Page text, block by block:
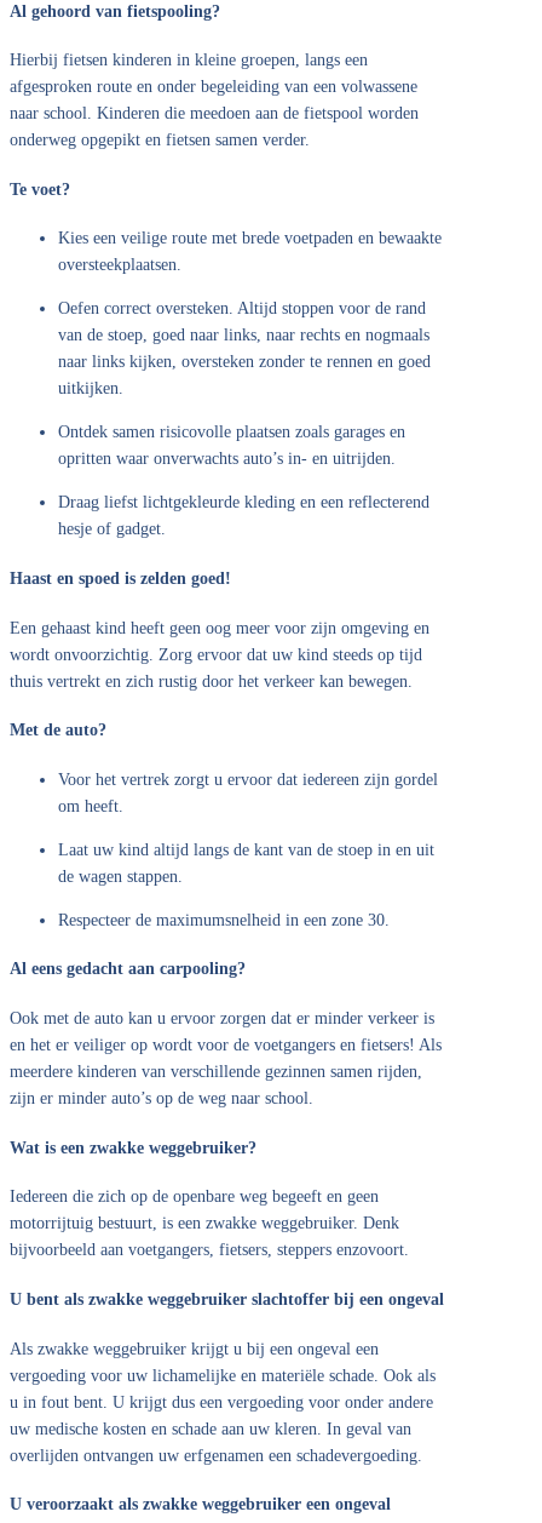
Al gehoord van fietspooling?
Hierbij fietsen kinderen in kleine groepen, langs een
afgesproken route en onder begeleiding van een volwassene
naar school. Kinderen die meedoen aan de fietspool worden
onderweg opgepikt en fietsen samen verder.
Te voet?
Kies een veilige route met brede voetpaden en bewaakte
oversteekplaatsen.
Oefen correct oversteken. Altijd stoppen voor de rand
van de stoep, goed naar links, naar rechts en nogmaals
naar links kijken, oversteken zonder te rennen en goed
uitkijken.
Ontdek samen risicovolle plaatsen zoals garages en
opritten waar onverwachts auto’s in- en uitrijden.
Draag liefst lichtgekleurde kleding en een reflecterend
hesje of gadget.
Haast en spoed is zelden goed!
Een gehaast kind heeft geen oog meer voor zijn omgeving en
wordt onvoorzichtig. Zorg ervoor dat uw kind steeds op tijd
thuis vertrekt en zich rustig door het verkeer kan bewegen.
Met de auto?
Voor het vertrek zorgt u ervoor dat iedereen zijn gordel
om heeft.
Laat uw kind altijd langs de kant van de stoep in en uit
de wagen stappen.
Respecteer de maximumsnelheid in een zone 30.
Al eens gedacht aan carpooling?
Ook met de auto kan u ervoor zorgen dat er minder verkeer is
en het er veiliger op wordt voor de voetgangers en fietsers! Als
meerdere kinderen van verschillende gezinnen samen rijden,
zijn er minder auto’s op de weg naar school.
Wat is een zwakke weggebruiker?
Iedereen die zich op de openbare weg begeeft en geen
motorrijtuig bestuurt, is een zwakke weggebruiker. Denk
bijvoorbeeld aan voetgangers, fietsers, steppers enzovoort.
U bent als zwakke weggebruiker slachtoffer bij een ongeval
Als zwakke weggebruiker krijgt u bij een ongeval een
vergoeding voor uw lichamelijke en materiële schade. Ook als
u in fout bent. U krijgt dus een vergoeding voor onder andere
uw medische kosten en schade aan uw kleren. In geval van
overlijden ontvangen uw erfgenamen een schadevergoeding.
U veroorzaakt als zwakke weggebruiker een ongeval